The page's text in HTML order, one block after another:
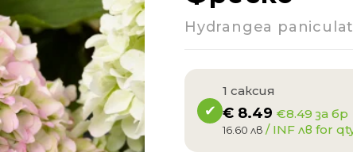
Hydrangea
1 саксия
€ 8.49 €8.49 за бр
16.60 лв / INF лв for